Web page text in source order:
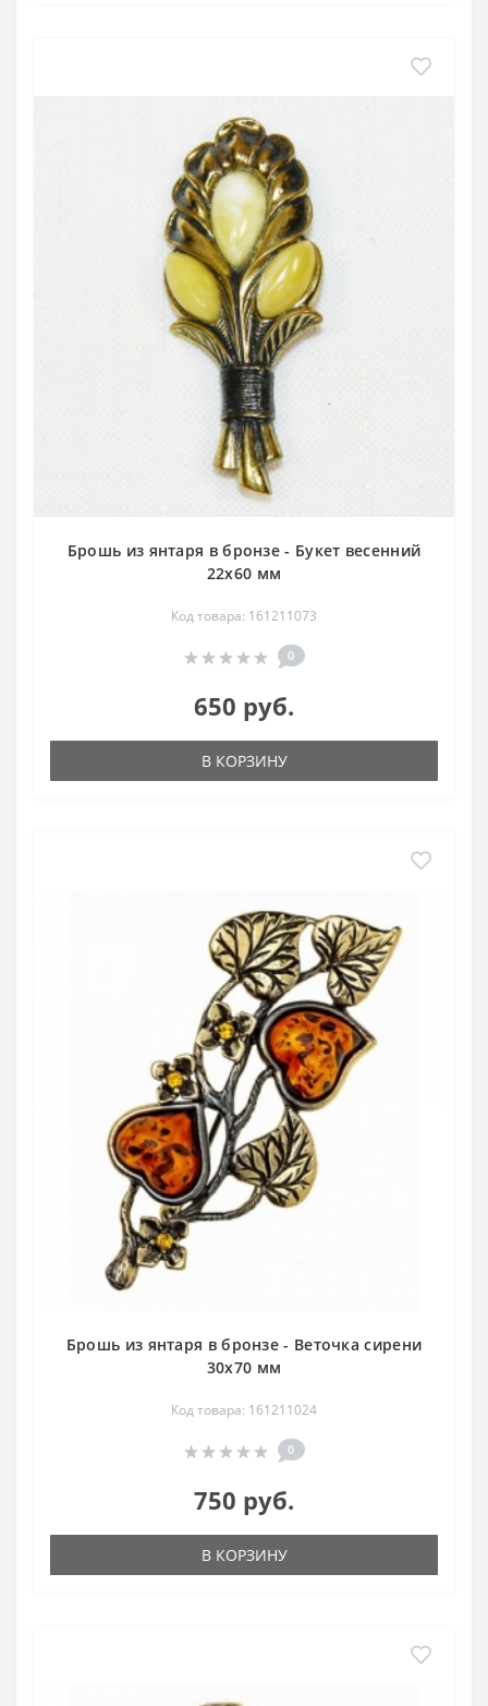
Брошь из янтаря в бронзе - Букет весенний
22х60 мм
Код товара: 161211073
0
650 руб.
В КОРЗИНУ
Брошь из янтаря в бронзе - Веточка сирени
30х70 мм
Код товара: 161211024
0
750 руб.
В КОРЗИНУ